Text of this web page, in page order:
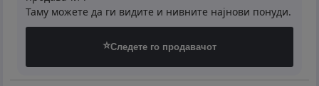
Таму можете да ги видите и нивните најнови понуди.
⭐Следете го продавачот